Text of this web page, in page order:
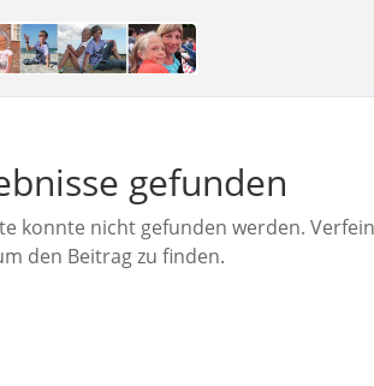
gefunden
konnte nicht gefunden werden.
den Beitrag zu finden.